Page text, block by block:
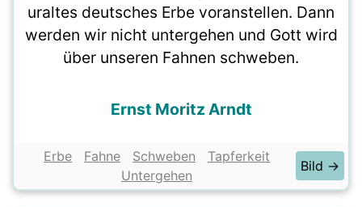
uraltes deutsches Erbe voranstellen. Dann
werden wir nicht untergehen und Gott wird
über unseren Fahnen schweben.
Ernst Moritz Arndt
Erbe Fahne Schweben
Tapferkeit
Untergehen
Bild →